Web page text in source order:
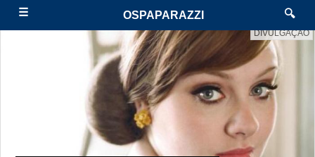
☰ OSPAPARAZZI 🔍
DIVULGAÇÃO